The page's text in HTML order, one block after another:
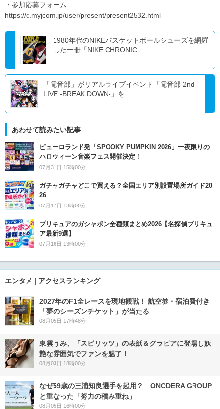
・参加応募フォーム
https://c.myjcom.jp/user/present/present2532.html
1980年代のNIKEバスケットボールシューズを網羅
した一冊「NIKE CHRONICL...
「電音部」がリアルライブイベント「電音部 2nd
LIVE -BREAK DOWN-」を...
あわせて読みたい記事
ピューロランド発「SPOOKY PUMPKIN 2026」一夜限りの
ハロウィーン音楽フェス開催決定！
07月31日 15時00分
ガチャガチャどこで買える？全国エリア別設置場所ガイド20
26
07月17日 13時00分
プリキュアのガシャポン全種類まとめ2026【名探偵プリキュ
ア最新9選】
07月16日 13時00分
エンタメ | アクセスランキング
2027年のF1全レースを現地観戦！ 航空券・宿泊費付き
「夢のシーズンチケット」が当たる
08月05日 17時48分
東雲うみ、「スピリッツ」の表紙＆グラビアに登場し妖
艶な雰囲気でファンを魅了！
08月03日 18時00分
なぜ59歳の三浦知良選手を起用？ ONODERA GROUP
と重なった「努力の積み重ね」
08月05日 16時00分